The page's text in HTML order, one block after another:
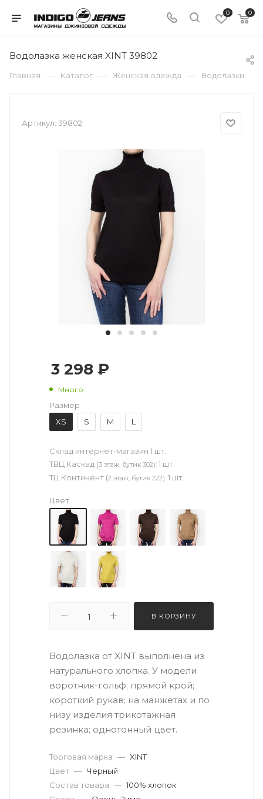
0 0
Водолазка женская XINT 39802
Главная — Каталог — Женская одежда — Водолазки
Артикул: 39802
3 298 ₽
Много
Размер
XS
S M L
Склад интернет-магазин 1 шт.
ТВЦ Каскад (3 этаж, бутик 302): 1 шт.
ТЦ Континент (2 этаж, бутик 222): 1 шт.
Цвет
В КОРЗИНУ
Водолазка от XINT выполнена из
натурального хлопка. У модели
воротник-гольф; прямой крой;
короткий рукав; на манжетах и по
низу изделия трикотажная
резинка; однотонный цвет.
Торговая марка — XINT
Цвет — Черный
Состав товара — 100% хлопок